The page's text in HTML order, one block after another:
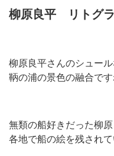
柳原良平 リトグ
柳原良平さんのシュール
鞆の浦の景色の融合です
無類の船好きだった柳
各地で船の絵を残されて